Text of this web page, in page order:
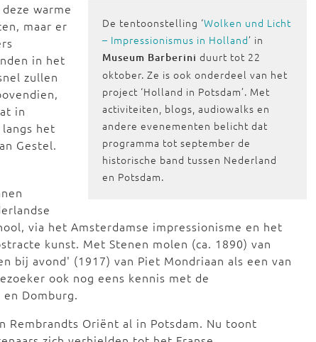
De tentoonstelling ‘Wolken und Licht
– Impressionismus in Holland’ in
Museum Barberini duurt tot 22
oktober. Ze is ook onderdeel van het
project ‘Holland in Potsdam’. Met
activiteiten, blogs, audiowalks en
andere evenementen belicht dat
programma tot september de
historische band tussen Nederland
en Potsdam.
warme
maar er
in het
zullen
in
het
Gestel.
via het Amsterdamse impressionisme en het
kunst. Met Stenen molen (ca. 1890) van
bij avond' (1917) van Piet Mondriaan als een van
ook nog eens kennis met de
en Domburg.
Rembrandts Oriënt al in Potsdam. Nu toont